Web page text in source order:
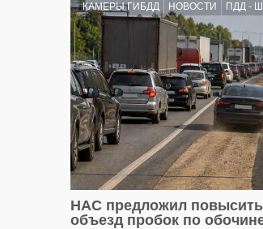
КАМЕРЫ ГИБДД НОВОСТИ ПДД -
НАС предложил
объезд пробок по